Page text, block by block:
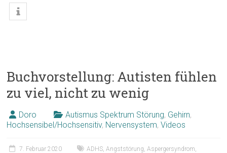
Buchvorstellung: Autisten fühlen
zu viel, nicht zu wenig
Doro Autismus Spektrum Störung, Gehirn,
Hochsensibel/Hochsensitiv, Nervensystem,Videos
7. Februar 2020 ADHS,Angststörung,Aspergersyndrom,